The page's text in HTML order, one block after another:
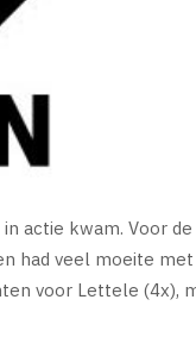
actie kwam. Voor
had veel moeite
voor Lettele (4x),